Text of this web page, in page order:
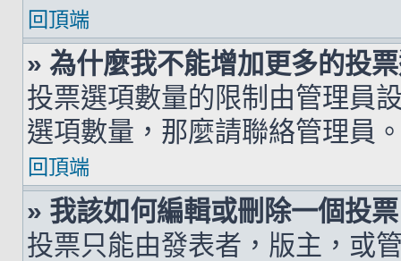
回頂端
» 為什麼我不能增加更多的投
投票選項數量的限制由管理員
選項數量，那麼請聯絡管理員
回頂端
» 我該如何編輯或刪除一個投
投票只能由發表者，版主，或